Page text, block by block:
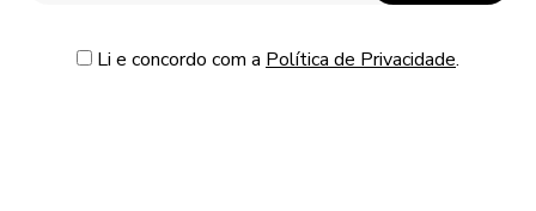
Li e concordo com a Política de Privacidade.